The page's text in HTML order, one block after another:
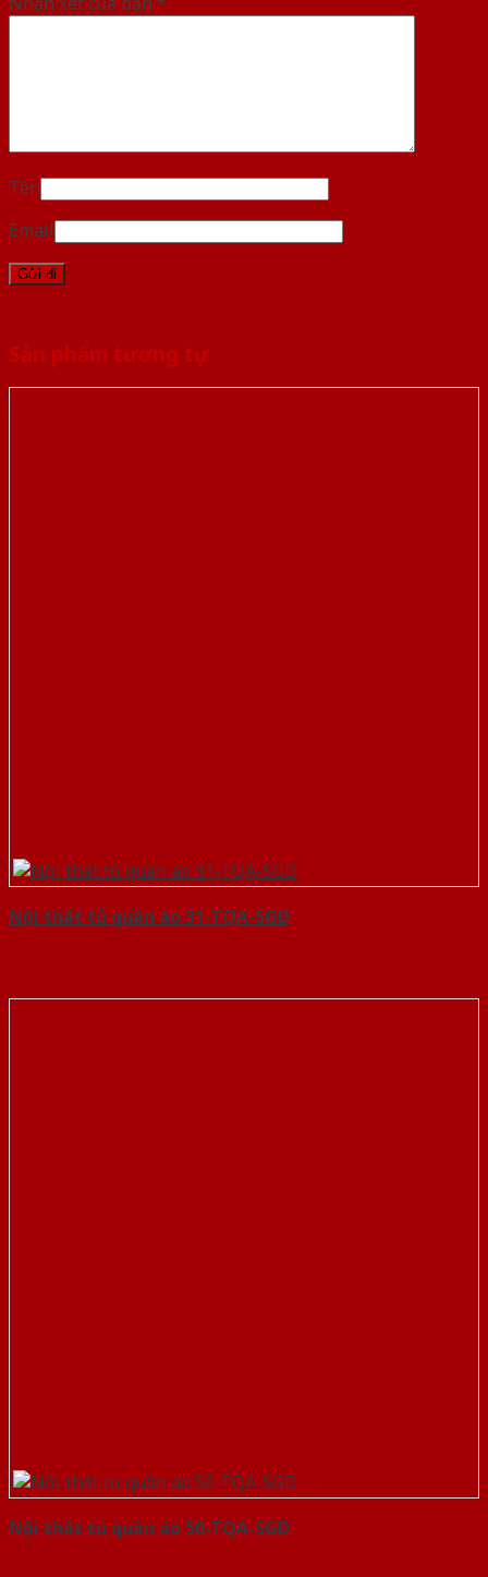
Tên
Email
Sản phẩm tương tự
Nội thất tủ quần áo 31-TQA-SGD
Nội thất tủ quần áo 50-TQA-SGD